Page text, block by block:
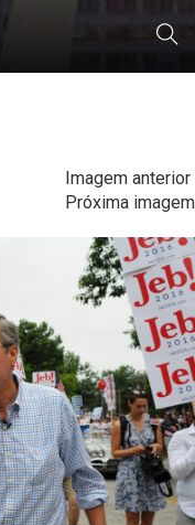
Imagem anterior
Próxima imagem